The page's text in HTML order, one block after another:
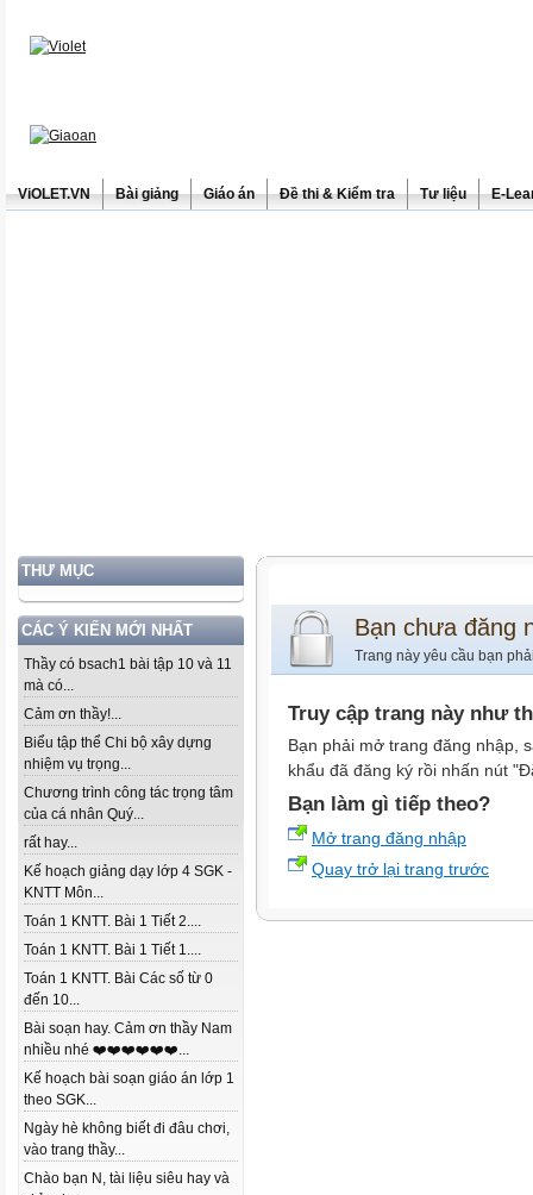
ViOLET.VN Bài giảng Giáo án Đề thi & Kiểm tra Tư liệu E-
THƯ MỤC
CÁC Ý KIẾN MỚI NHẤT
Thầy có bsach1 bài tập 10 và 11
mà có...
Cảm ơn thầy!...
Biểu tập thể Chi bộ xây dựng
nhiệm vụ trọng...
Chương trình công tác trọng tâm
của cá nhân Quý...
rất hay...
Kế hoạch giảng dạy lớp 4 SGK -
KNTT Môn...
Toán 1 KNTT. Bài 1 Tiết 2....
Toán 1 KNTT. Bài 1 Tiết 1....
Toán 1 KNTT. Bài Các số từ 0
đến 10...
Bài soạn hay. Cảm ơn thầy Nam
nhiều nhé ❤️❤️❤️❤️❤️❤️...
Kế hoạch bài soạn giáo án lớp 1
theo SGK...
Ngày hè không biết đi đâu chơi,
vào trang thầy...
Chào bạn N, tài liệu siêu hay và
Bạn chưa đăng
Trang này yêu cầu bạn
Truy cập trang này như
Bạn phải mở trang đăng nhập,
khẩu đã đăng ký rồi nhấn nút
Bạn làm gì tiếp theo?
Mở trang đăng nhập
Quay trở lại trang trước